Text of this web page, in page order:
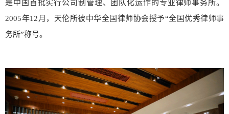
是中国首批实行公司制管理、团队化运作的专业律师事务所。
2005年12月，天伦所被中华全国律师协会授予“全国优秀律师事
务所”称号。